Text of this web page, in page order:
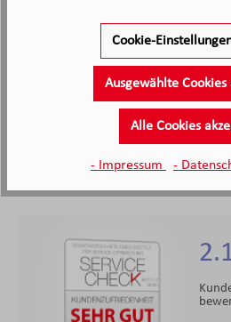
2.270,-€
Hersteller Informationen
Cookie-
Ausgewählte
Alle Cookies
- Impressum -